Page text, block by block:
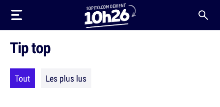
Tip top
Tout Les plus lus